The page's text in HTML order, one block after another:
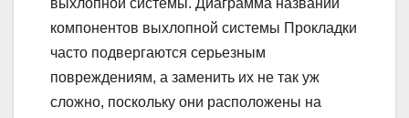
выхлопной системы. Диаграмма названий
компонентов выхлопной системы Прокладки
часто подвергаются серьезным
повреждениям, а заменить их не так уж
сложно, поскольку они расположены на